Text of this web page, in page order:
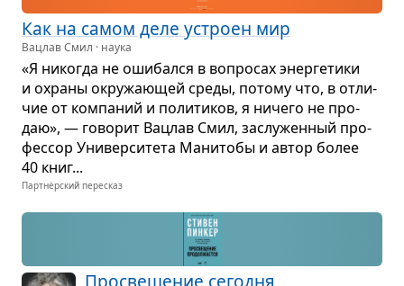
Как на самом деле устроен мир
Вацлав Смил · наука
«Я нико­гда не оши­бался в вопро­сах энер­ге­тики
и охраны окру­жа­ю­щей среды, потому что, в отли­
чие от ком­па­ний и поли­ти­ков, я ничего не про­
даю», — гово­рит Вац­лав Смил, заслу­жен­ный про­
фес­сор Уни­вер­си­тета Мани­тобы и автор более
40 книг...
Партнёрский пересказ
Про­све­ще­ние сего­дня